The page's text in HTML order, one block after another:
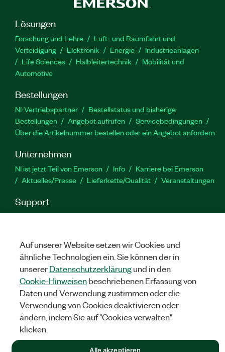
Lösungen
Forschung und Lehre
Luft- und Raumfahrt und
Verteidigung
Elektronik Energie
Industrieanlagen
Life Sciences
Halbleitertechnik
Mobilität und
Automotive
Bestellungen
NI-Vertriebspartner
Bestellstatus und bisherige
Bestellungen
Angebot aufrufen
Servicebedingungen
Über die Artikelnummer bestellen oder ein Angebot anfordern
Unternehmen
NI ist jetzt Teil von Emerson Info
Karriere bei Emerson
Aktuelles/Presse
Lieferkette/Qualität Veranstaltungen
Support
Downloads Produktdokumentation
Diskussionsforen
YouTube
Twitter
RECHTLICHE HINWEISE
©NATIONAL INSTRUMENTS CORP. ALLE RECHTE VORBEHALTEN.
Auf unserer Website setzen wir Cookies und
ähnliche Technologien ein. Sie können der in
unsererDatenschutzerklärungund in den
Cookie-Hinweisenbeschriebenen Erfassung von
Daten und Verwendung zustimmen oder die
Verwendung von Cookies deaktivieren oder
ändern, indem Sie auf "Cookies verwalten"
klicken.
Alle akzeptieren